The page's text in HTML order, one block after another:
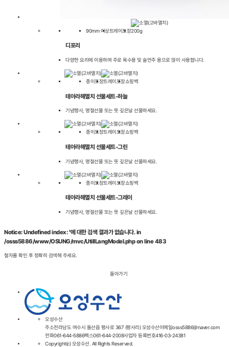
90mm 이상트레이포장200g
디포리
다양한 요리에 이용하며 주로 육수용 및 술안주 용으로 많이 사용합니다.
종이포장트레이포장쇼핑백
테아라해멸치 선물세트-하늘
기념행사, 명절선물 또는 뜻 깊은날 선물하세요.
종이포장트레이포장쇼핑백
테아라해멸치 선물세트-그린
기념행사, 명절선물 또는 뜻 깊은날 선물하세요.
종이포장트레이포장쇼핑백
테아라해멸치 선물세트-그레이
기념행사, 명절선물 또는 뜻 깊은날 선물하세요.
Notice: Undefined index: ''에 대한 검색 결과가 없습니다. in
/osss5886/www/OSUNG/mvc/UtillLangModel.php on line 483
철자를 확인 후 정확히 검색해 주세요.
돌아가기
오성수산
주소전라남도 여수시 돌산읍 평사로 367 (평사리) 오성수산이메일osss5886@naver.com
전화061-644-5886팩스061-644-2008사업자 등록번호416-03-24381
Copyright(c) 오성수산. All Rights Reserved.